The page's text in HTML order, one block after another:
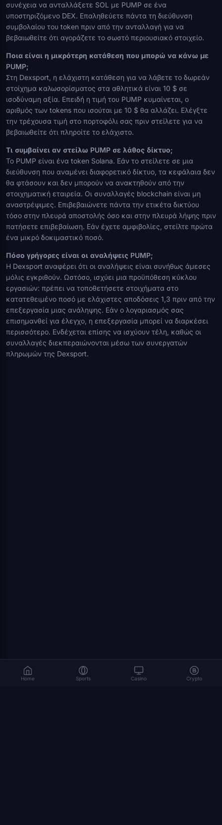
συνέχεια να ανταλλάξετε SOL με PUMP σε ένα
υποστηριζόμενο DEX. Επαληθεύετε πάντα τη διεύθυνση
συμβολαίου του token πριν από την ανταλλαγή για να
βεβαιωθείτε ότι αγοράζετε το σωστό περιουσιακό στοιχείο.
Ποια είναι η μικρότερη κατάθεση που μπορώ να κάνω με
PUMP;
Στη Dexsport, η ελάχιστη κατάθεση για να λάβετε το δωρεάν
στοίχημα καλωσορίσματος στα αθλητικά είναι 10 $ σε
ισοδύναμη αξία. Επειδή η τιμή του PUMP κυμαίνεται, ο
αριθμός των tokens που ισούται με 10 $ θα αλλάζει. Ελέγξτε
την τρέχουσα τιμή στο πορτοφόλι σας πριν στείλετε για να
βεβαιωθείτε ότι πληροίτε το ελάχιστο.
Τι συμβαίνει αν στείλω PUMP σε λάθος δίκτυο;
Το PUMP είναι ένα token Solana. Εάν το στείλετε σε μια
διεύθυνση που αναμένει διαφορετικό δίκτυο, τα κεφάλαια δεν
θα φτάσουν και δεν μπορούν να ανακτηθούν από την
στοιχηματική εταιρεία. Οι συναλλαγές blockchain είναι μη
αναστρέψιμες. Επιβεβαιώνετε πάντα την ετικέτα δικτύου
τόσο στην πλευρά αποστολής όσο και στην πλευρά λήψης πριν
πατήσετε επιβεβαίωση. Εάν έχετε αμφιβολίες, στείλτε πρώτα
ένα μικρό δοκιμαστικό ποσό.
Πόσο γρήγορες είναι οι αναλήψεις PUMP;
Η Dexsport αναφέρει ότι οι αναλήψεις είναι συνήθως άμεσες
μόλις εγκριθούν. Ωστόσο, ισχύει μια προϋπόθεση κύκλου
εργασιών: πρέπει να τοποθετήσετε στοιχήματα στο
κατατεθειμένο ποσό με ελάχιστες αποδόσεις 1,3 πριν από την
επεξεργασία μιας ανάληψης. Εάν ο λογαριασμός σας
επισημανθεί για έλεγχο, η επεξεργασία μπορεί να διαρκέσει
περισσότερο. Ενδέχεται επίσης να ισχύουν τέλη, καθώς οι
συναλλαγές διεκπεραιώνονται μέσω των συνεργατών
πληρωμών της Dexsport.
Home Sports Casino Crypto